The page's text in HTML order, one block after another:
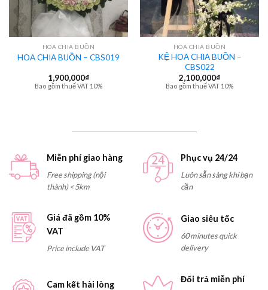
HOA CHIA BUỒN
HOA CHIA BUỒN – CBS019
1,900,000₫
Bao gồm thuế VAT 10%
HOA CHIA BUỒN
KỆ HOA CHIA BUỒN –
CBS022
2,100,000₫
Bao gồm thuế VAT 10%
Miễn phí giao hàng
Free shipping (nội
thành) < 5km
Phục vụ 24/24
Luôn sẵn sàng khi bạn
cần
Giá đã gồm 10%
VAT
Price include VAT
Giao siêu tốc
60 minutes quick
delivery
Cam kết hài lòng
Đổi trả miễn phí